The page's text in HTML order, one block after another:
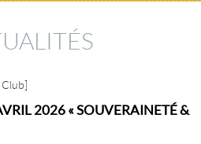
2026 « SOUVERAINETÉ &